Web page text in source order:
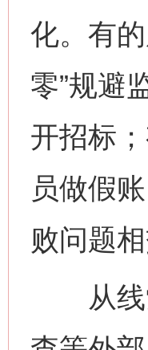
化。有
零”规避
开招标
员做假
败问题
从线索